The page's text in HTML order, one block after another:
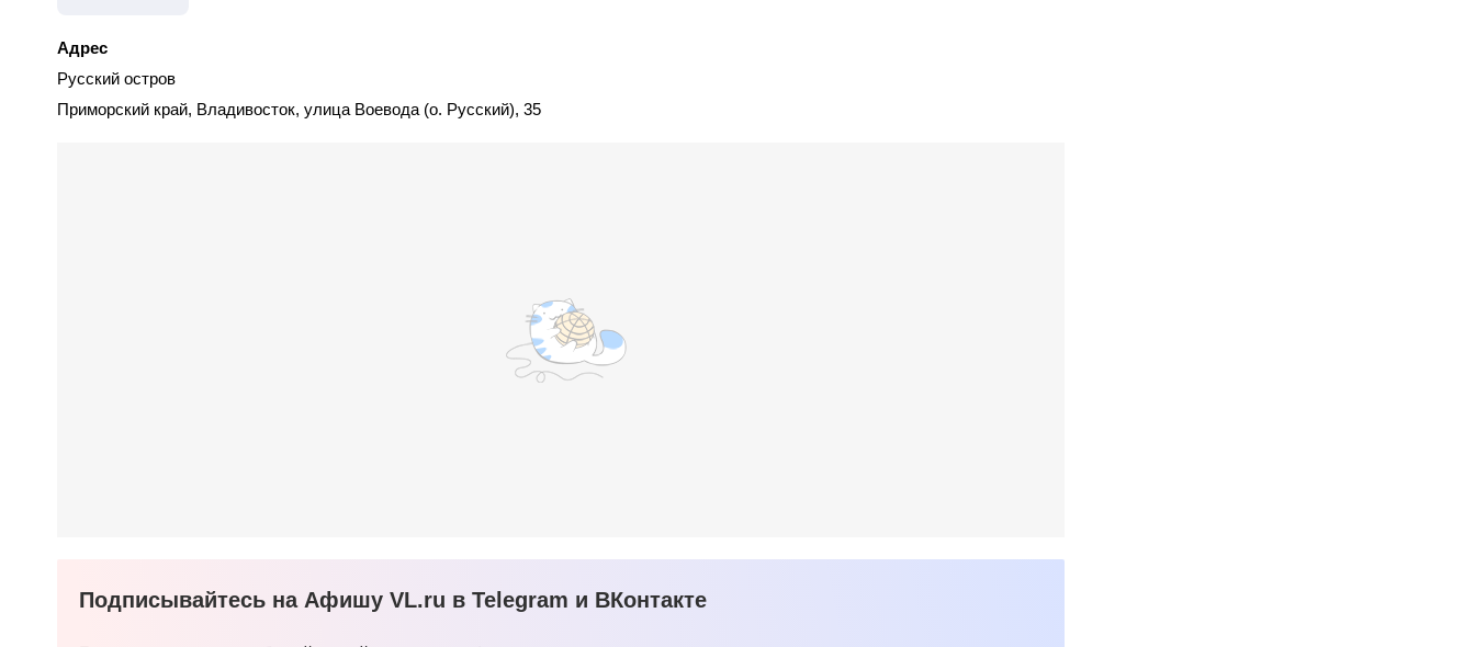
Адрес
Русский остров
Приморский край, Владивосток, улица Воевода (о. Русский), 35
Подписывайтесь на Афишу VL.ru в Telegram и ВКонтакте